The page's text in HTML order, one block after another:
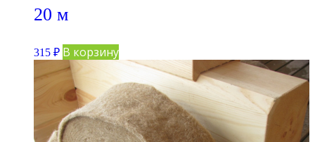
20 м
315 ₽ В корзину